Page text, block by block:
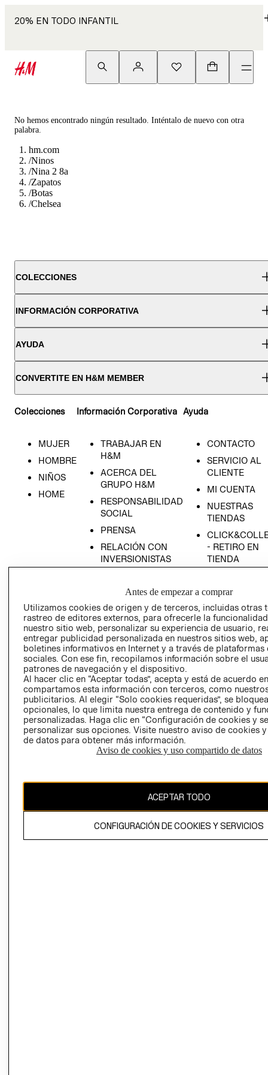
20% EN TODO INFANTIL
No hemos encontrado ningún resultado. Inténtalo de nuevo con otra
palabra.
hm.com
/Ninos
/Nina 2 8a
/Zapatos
/Botas
/Chelsea
COLECCIONES
INFORMACIÓN CORPORATIVA
AYUDA
CONVERTITE EN H&M MEMBER
Colecciones
MUJER
HOMBRE
NIÑOS
HOME
Información Corporativa
TRABAJAR EN
H&M
ACERCA DEL
GRUPO H&M
RESPONSABILIDAD
SOCIAL
PRENSA
RELACIÓN CON
INVERSIONISTAS
EMPRESARIAL
Ayuda
CONTACTO
SERVICIO AL
CLIENTE
MI CUENTA
NUESTRAS
TIENDAS
- RETIRO EN
TIENDA
AVISO DE
PRIVACIDAD
GIFT CARD
AVISO DE
COOKIES
Uruguay ($U)
El contenido de esta página web está protegido por copyright y es
propiedad de H&M Hennes & Mauritz AB.
Antes de empezar a comprar
Utilizamos cookies de origen y de terceros, incluidas otras
rastreo de editores externos, para ofrecerle la
nuestro sitio web, personalizar su experiencia de usuario,
entregar publicidad personalizada en nuestros sitios web,
boletines informativos en Internet y a través de plataformas
sociales. Con ese fin, recopilamos información sobre el
patrones de navegación y el dispositivo.
Al hacer clic en “Aceptar todas”, acepta y está de acuerdo
compartamos esta información con terceros, como
publicitarios. Al elegir “Solo cookies requeridas”, se
opcionales, lo que limita nuestra entrega de contenido y
personalizadas. Haga clic en “Configuración de cookies y
personalizar sus opciones. Visite nuestro aviso de cookies
de datos para obtener más información.
Aviso de cookies y uso compartido de datos
ACEPTAR TODO
CONFIGURACIÓN DE COOKIES Y SERVICIOS